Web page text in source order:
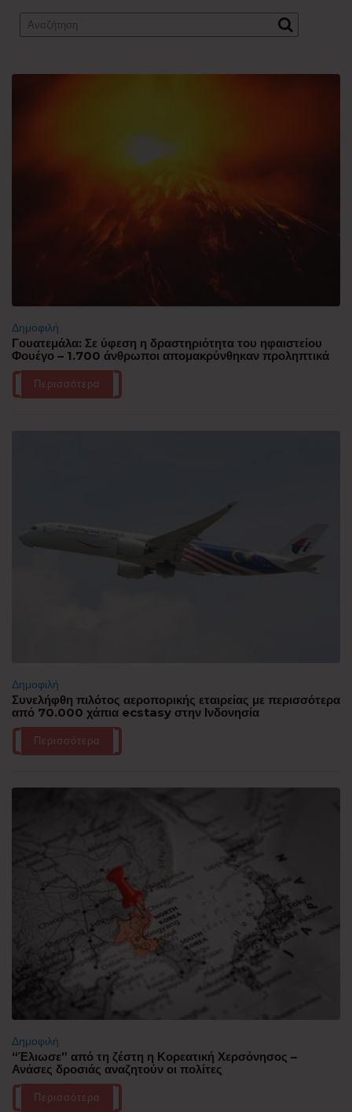
Δημοφιλή
Γουατεμάλα: Σε ύφεση η δραστηριότητα του ηφαιστείου
Φουέγο – 1.700 άνθρωποι απομακρύνθηκαν προληπτικά
Περισσότερα
Δημοφιλή
Συνελήφθη πιλότος αεροπορικής εταιρείας με περισσότερα
από 70.000 χάπια ecstasy στην Ινδονησία
Περισσότερα
Δημοφιλή
“Έλιωσε” από τη ζέστη η Κορεατική Χερσόνησος –
Ανάσες δροσιάς αναζητούν οι πολίτες
Περισσότερα